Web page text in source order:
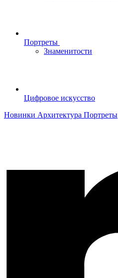
Портреты
Знаменитости
Цифровое искусство
Новинки Архитектура Портреты